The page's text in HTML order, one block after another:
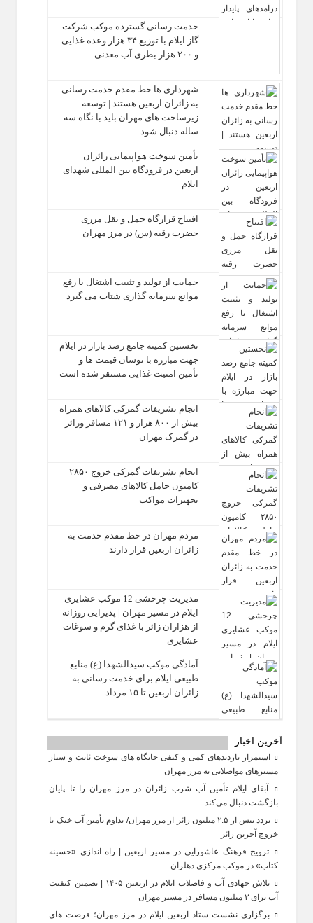
خدمت رسانی گسترده موکب شرکت
گاز ایلام با توزیع ۳۴ هزار وعده غذایی
و ۲۰۰ هزار بطری آب معدنی
شهرداری‌ ها خط مقدم خدمت ‌رسانی
به زائران اربعین هستند | توسعه
زیرساخت ‌های مهران باید با نگاه سه‌
ساله دنبال شود
تأمین سوخت هواپیمایی زائران
اربعین در فرودگاه بین المللی شهدای
ایلام
افتتاح قرارگاه حمل‌ و نقل مرزی
حضرت رقیه (س) در مرز مهران
حمایت از تولید و تثبیت اشتغال با رفع
موانع سرمایه‌ گذاری شتاب می‌ گیرد
نخستین کمیته جامع رصد بازار در ایلام
جهت مبارزه با نوسان قیمت‌ ها و
تأمین امنیت غذایی مستقر شده است
انجام تشریفات گمرکی کالاهای همراه
بیش از ۸۰۰ هزار و ۱۲۱ مسافر وزائر
در گمرک مهران
انجام تشریفات گمرکی خروج ۲۸۵۰
کامیون حامل کالاهای مصرفی و
تجهیزات مواکب
مردم مهران در خط مقدم خدمت به
زائران اربعین قرار دارند
مدیریت چرخشی 12 موکب‌ عشایری
ایلام در مسیر مهران | پذیرایی روزانه
از هزاران زائر با غذای گرم و سوغات
عشایری
آمادگی موکب سیدالشهدا (ع) منابع
طبیعی ایلام برای خدمت‌ رسانی به
زائران اربعین تا ۱۵ مرداد
آخرین اخبار
استمرار بازدیدهای کمی و کیفی جایگاه‌ های سوخت ثابت و سیار
مسیرهای مواصلاتی به مرز مهران
آبفای ایلام تأمین آب شرب زائران در مرز مهران را تا پایان
بازگشت دنبال می‌کند
تردد بیش از ۲.۵ میلیون زائر از مرز مهران/ تداوم تأمین آب خنک تا
خروج آخرین زائر
ترویج فرهنگ عاشورایی در مسیر اربعین | راه‌ اندازی «حسینه
کتاب» در موکب مرکزی دهلران
تلاش جهادی آب و فاضلاب ایلام در اربعین ۱۴۰۵ | تضمین کیفیت
آب برای ۳ میلیون مسافر در مسیر مهران
برگزاری نشست ستاد اربعین ایلام در مرز مهران؛ فرصت‌ های